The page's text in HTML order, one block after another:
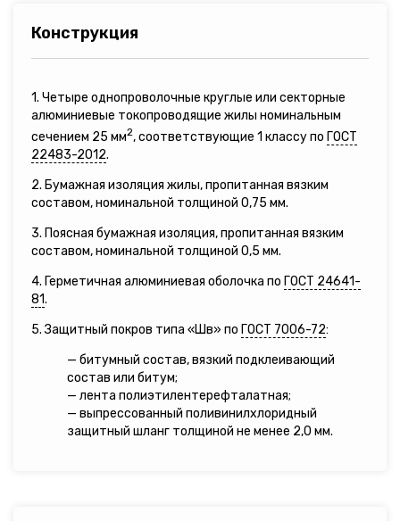
Конструкция
1. Четыре однопроволочные круглые или секторные
алюминиевые токопроводящие жилы номинальным
сечением 25 мм2, соответствующие 1 классу по ГОСТ
22483-2012.
2. Бумажная изоляция жилы, пропитанная вязким
составом, номинальной толщиной 0,75 мм.
3. Поясная бумажная изоляция, пропитанная вязким
составом, номинальной толщиной 0,5 мм.
4. Герметичная алюминиевая оболочка по ГОСТ 24641-
81.
5. Защитный покров типа «Шв» по ГОСТ 7006-72:
— битумный состав, вязкий подклеивающий
состав или битум;
— лента полиэтилентерефталатная;
— выпрессованный поливинилхлоридный
защитный шланг толщиной не менее 2,0 мм.